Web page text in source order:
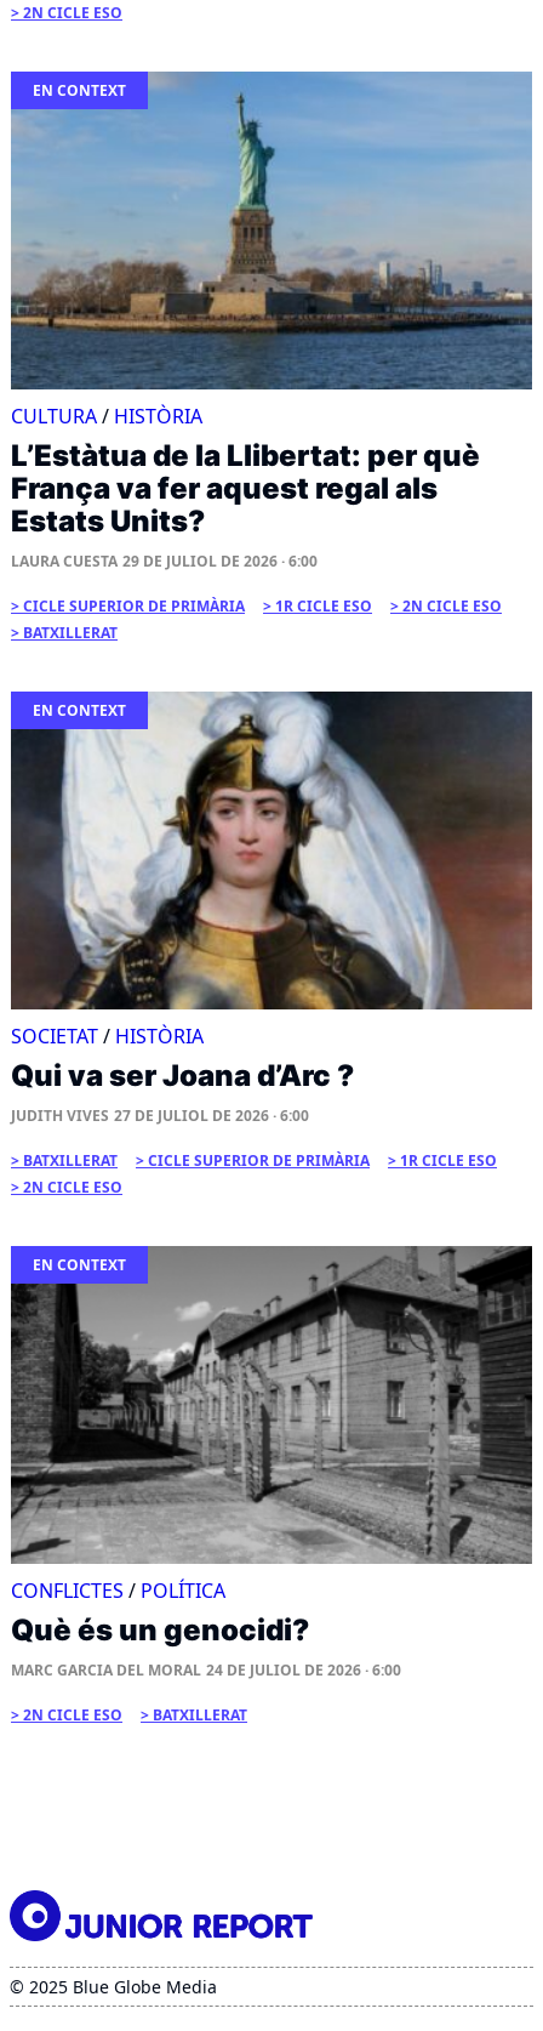
2N CICLE ESO
EN CONTEXT
CULTURA/ HISTÒRIA
L’Estàtua de la Llibertat: per què
França va fer aquest regal als
Estats Units?
LAURA CUESTA 29 DE JULIOL DE 2026 · 6:00
CICLE SUPERIOR DE PRIMÀRIA 1R CICLE ESO
2N CICLE ESO
BATXILLERAT
EN CONTEXT
SOCIETAT/ HISTÒRIA
Qui va ser Joana d’Arc ?
JUDITH VIVES 27 DE JULIOL DE 2026 · 6:00
BATXILLERAT CICLE SUPERIOR DE PRIMÀRIA
1R CICLE ESO
2N CICLE ESO
EN CONTEXT
CONFLICTES / POLÍTICA
Què és un genocidi?
MARC GARCIA DEL MORAL 24 DE JULIOL DE 2026 · 6:00
2N CICLE ESO BATXILLERAT
© 2025 Blue Globe Media